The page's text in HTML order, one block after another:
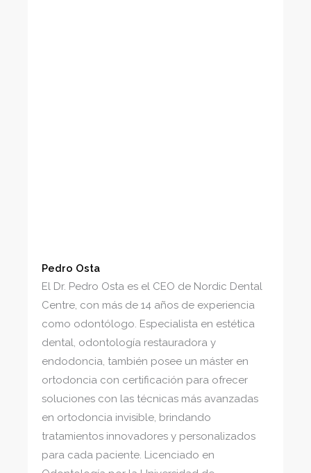
Pedro Osta
El Dr. Pedro Osta es el CEO de Nordic Dental
Centre, con más de 14 años de experiencia
como odontólogo. Especialista en estética
dental, odontología restauradora y
endodoncia, también posee un máster en
ortodoncia con certificación para ofrecer
soluciones con las técnicas más avanzadas
en ortodoncia invisible, brindando
tratamientos innovadores y personalizados
para cada paciente. Licenciado en